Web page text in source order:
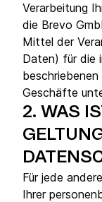
Verarbeitung
die Brevo
Mittel der
Daten) für die
Geschäfte
2. WAS
Für jede
Ihrer